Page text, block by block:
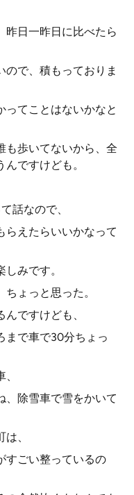
昨日一昨日に比べたら
ので、積もっておりま
ってことはないかなと
も歩いてないから、全
ですけども。
話なので、
らえたらいいかなって
みです。
ょっと思った。
ですけども、
まで車で30分ちょっ
、除雪車で雪をかいて
、
すごい整っているの